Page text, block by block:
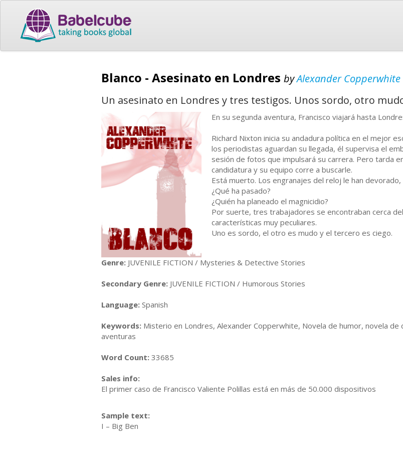
Blanco - Asesinato en Londres byAlexander Copperwhite
Un asesinato en Londres y tres testigos. Unos sordo, otro
En su segunda aventura, Francisco viajará hasta
Richard Nixton inicia su andadura política en el mejor
los periodistas aguardan su llegada, él supervisa el
sesión de fotos que impulsará su carrera. Pero tarda
candidatura y su equipo corre a buscarle.
Está muerto. Los engranajes del reloj le han
¿Qué ha pasado?
¿Quién ha planeado el magnicidio?
Por suerte, tres trabajadores se encontraban cerca
características muy peculiares.
Uno es sordo, el otro es mudo y el tercero es ciego.
Genre: JUVENILE FICTION / Mysteries & Detective Stories
Secondary Genre: JUVENILE FICTION / Humorous Stories
Language: Spanish
Keywords: Misterio en Londres, Alexander Copperwhite, Novela de humor, novela
aventuras
Word Count: 33685
Sales info:
El primer caso de Francisco Valiente Polillas está en más de 50.000 dispositivos
Sample text:
I – Big Ben